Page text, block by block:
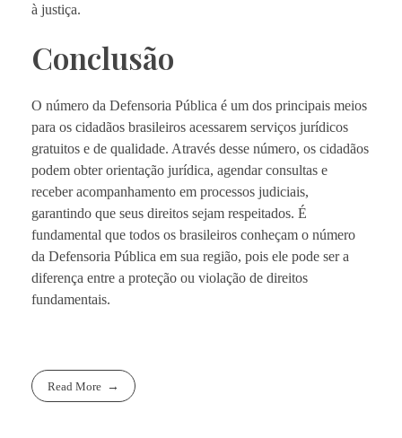
à justiça.
Conclusão
O número da Defensoria Pública é um dos principais meios
para os cidadãos brasileiros acessarem serviços jurídicos
gratuitos e de qualidade. Através desse número, os cidadãos
podem obter orientação jurídica, agendar consultas e
receber acompanhamento em processos judiciais,
garantindo que seus direitos sejam respeitados. É
fundamental que todos os brasileiros conheçam o número
da Defensoria Pública em sua região, pois ele pode ser a
diferença entre a proteção ou violação de direitos
fundamentais.
Read More